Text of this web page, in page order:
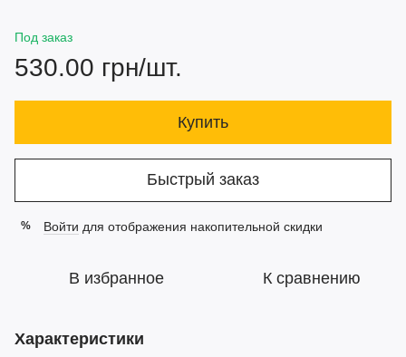
Под заказ
530.00 грн/шт.
Купить
Быстрый заказ
% Войти для отображения накопительной скидки
В избранное К сравнению
Характеристики